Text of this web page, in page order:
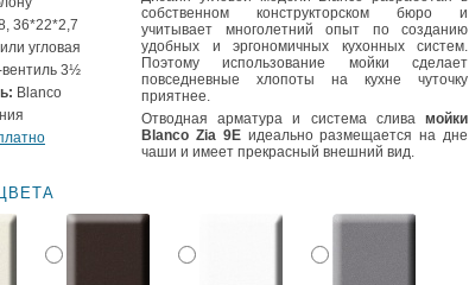
36*22*2,7
угловая
вентиль 3½
Blanco
собственном конструкторском бюро и
учитывает многолетний опыт по созданию
удобных и эргономичных кухонных систем.
Поэтому использование мойки сделает
повседневные хлопоты на кухне чуточку
приятнее.
Отводная арматура и система слива мойки
Blanco Zia 9Eидеально размещается на дне
чаши и имеет прекрасный внешний вид.